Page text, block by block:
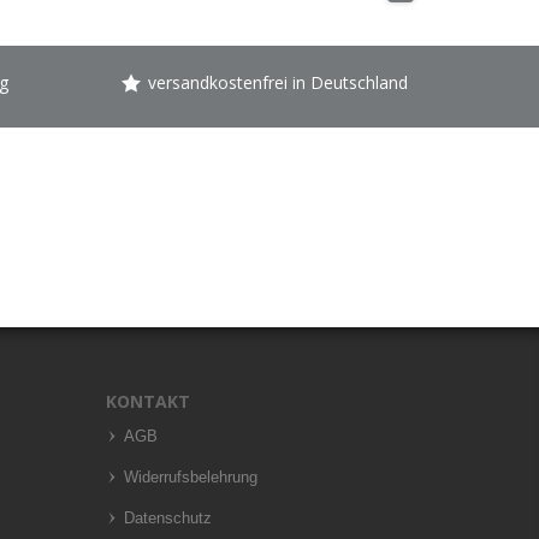
versandkostenfrei in Deutschland
KONTAKT
AGB
Widerrufsbelehrung
Datenschutz